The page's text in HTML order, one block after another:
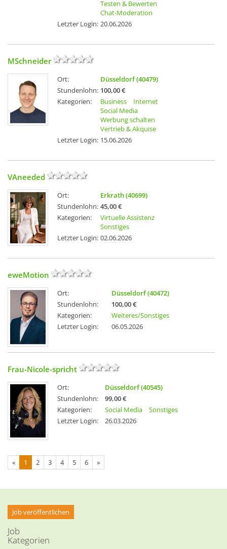
Testen & Bewerten
Chat-Moderation
Letzter Login: 20.06.2026
MSchneider
Ort:
Düsseldorf (40479)
Stundenlohn: 100,00 €
Kategorien:
Business
Internet
Social Media
Werbung schalten
Vertrieb & Akquise
Letzter Login: 15.06.2026
VAneeded
Ort:
Erkrath (40699)
Stundenlohn: 45,00 €
Kategorien:
Virtuelle Assistenz
Sonstiges
Letzter Login: 02.06.2026
eweMotion
Ort:
Düsseldorf (40472)
Stundenlohn:
100,00 €
Kategorien:
Weiteres/Sonstiges
Letzter Login:
06.05.2026
Frau-Nicole-spricht
Ort:
Düsseldorf (40545)
Stundenlohn:
99,00 €
Kategorien:
Social Media
Sonstiges
Letzter Login:
26.03.2026
« 1 2 3 4 5 6 »
Job veröffentlichen
Job
Kategorien